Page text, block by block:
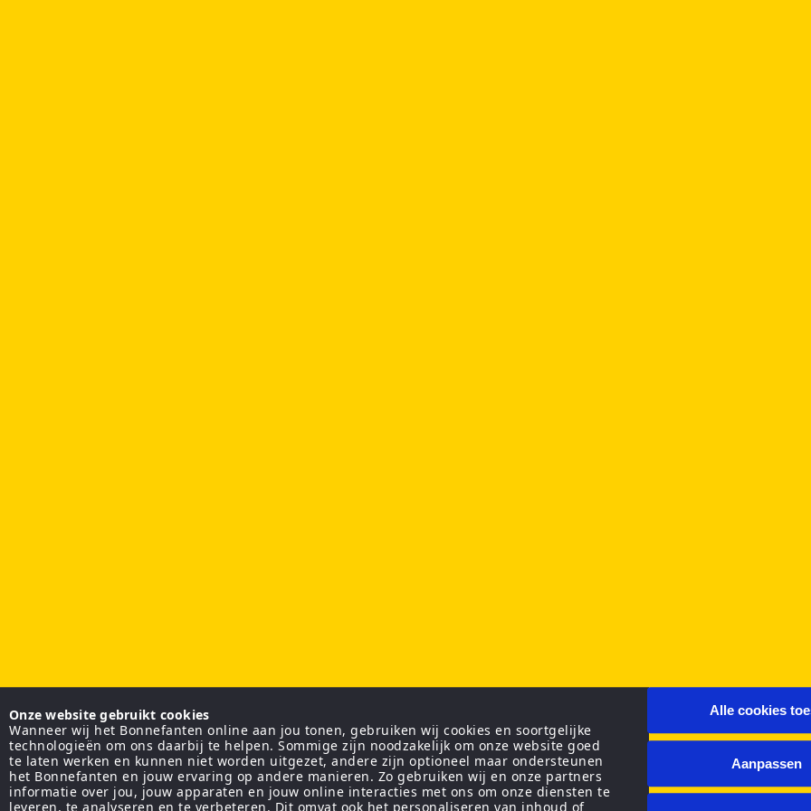
Onze website gebruikt cookies
Wanneer wij het Bonnefanten online aan jou tonen, gebruiken wij cookies en soortgelijke
technologieën om ons daarbij te helpen. Sommige zijn noodzakelijk om onze website goed
te laten werken en kunnen niet worden uitgezet, andere zijn optioneel maar ondersteunen
het Bonnefanten en jouw ervaring op andere manieren. Zo gebruiken wij en onze partners
informatie over jou, jouw apparaten en jouw online interacties met ons om onze diensten te
leveren, te analyseren en te verbeteren. Dit omvat ook het personaliseren van inhoud of
Alle cookies
Aanpassen